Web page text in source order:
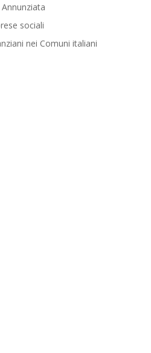
sociali
nei Comuni italiani